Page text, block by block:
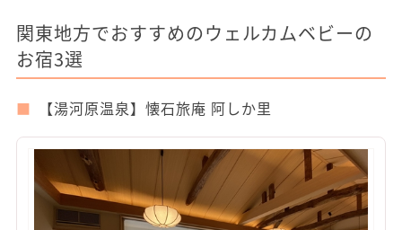
関東地方でおすすめのウェルカムベビーの
お宿3選
【湯河原温泉】懐石旅庵 阿しか里